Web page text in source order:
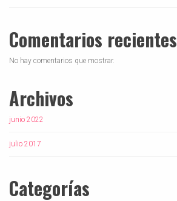
Comentarios recientes
No hay comentarios que mostrar.
Archivos
junio 2022
julio 2017
Categorías